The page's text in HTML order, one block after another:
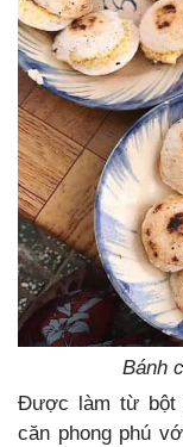
Bánh
Được làm từ bột
căn phong phú